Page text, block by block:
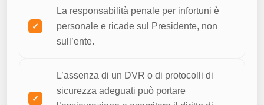
La responsabilità penale per infortuni è
personale e ricade sul Presidente, non
sull’ente.
L’assenza di un DVR o di protocolli di
sicurezza adeguati può portare